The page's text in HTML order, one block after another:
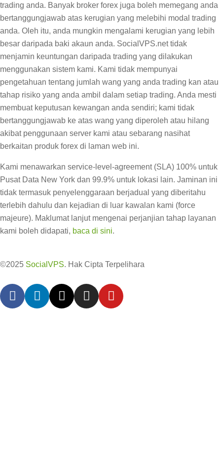
trading anda. Banyak broker forex juga boleh memegang anda
bertanggungjawab atas kerugian yang melebihi modal trading
anda. Oleh itu, anda mungkin mengalami kerugian yang lebih
besar daripada baki akaun anda. SocialVPS.net tidak
menjamin keuntungan daripada trading yang dilakukan
menggunakan sistem kami. Kami tidak mempunyai
pengetahuan tentang jumlah wang yang anda trading kan atau
tahap risiko yang anda ambil dalam setiap trading. Anda mesti
membuat keputusan kewangan anda sendiri; kami tidak
bertanggungjawab ke atas wang yang diperoleh atau hilang
akibat penggunaan server kami atau sebarang nasihat
berkaitan produk forex di laman web ini.
Kami menawarkan service-level-agreement (SLA) 100% untuk
Pusat Data New York dan 99.9% untuk lokasi lain. Jaminan ini
tidak termasuk penyelenggaraan berjadual yang diberitahu
terlebih dahulu dan kejadian di luar kawalan kami (force
majeure). Maklumat lanjut mengenai perjanjian tahap layanan
kami boleh didapati, baca di sini.
©2025 SocialVPS. Hak Cipta Terpelihara